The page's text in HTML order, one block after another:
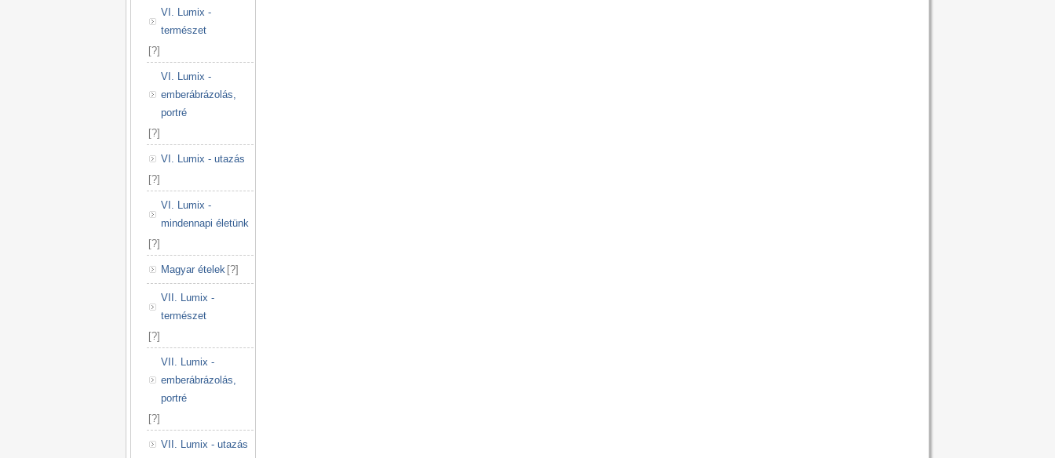
VI. Lumix -
természet
[?]
VI. Lumix -
emberábrázolás,
portré
[?]
VI. Lumix - utazás
[?]
VI. Lumix -
mindennapi életünk
[?]
Magyar ételek [?]
VII. Lumix -
természet
[?]
VII. Lumix -
emberábrázolás,
portré
[?]
VII. Lumix - utazás